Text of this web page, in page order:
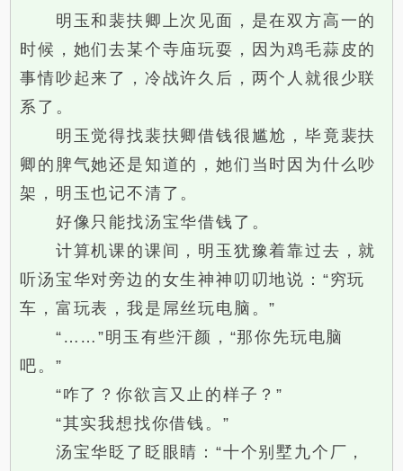
明玉和裴扶卿上次见面，是在双方高一的
时候，她们去某个寺庙玩耍，因为鸡毛蒜皮的
事情吵起来了，冷战许久后，两个人就很少联
系了。
明玉觉得找裴扶卿借钱很尴尬，毕竟裴扶
卿的脾气她还是知道的，她们当时因为什么吵
架，明玉也记不清了。
好像只能找汤宝华借钱了。
计算机课的课间，明玉犹豫着靠过去，就
听汤宝华对旁边的女生神神叨叨地说：“穷玩
车，富玩表，我是屌丝玩电脑。”
“……”明玉有些汗颜，“那你先玩电脑
吧。”
“咋了？你欲言又止的样子？”
“其实我想找你借钱。”
汤宝华眨了眨眼睛：“十个别墅九个厂，